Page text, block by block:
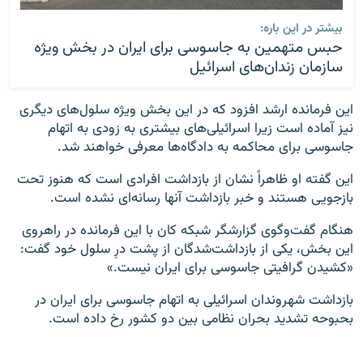
بیشتر در این باره:
حبس متهمین به جاسوسی برای ایران در بخش ویژه
سازمان زندان‌های اسرائیل
این فرمانده ارشد افزود که در این بخش ویژه سلول‌های دیگری
نیز آماده است زیرا اسرائیلی‌های بیشتری به زودی به اتهام
جاسوسی برای محاکمه به دادگاه‌ها معرفی خواهند شد.
این گفته او ظاهراً نشان از بازداشت افرادی است که هنوز تحت
بازجویی هستند و خبر بازداشت آنها رسانه‌ای نشده است.
هنگام گفت‌وگوی گزارشگر شبکه کان با این فرمانده در راهروی
این بخش، یکی از بازداشت‌شدگان از پشت درِ سلول خود گفت:
«کشیدن گرافیتی جاسوسی برای ایران نیست.»
بازداشت شهروندان اسرائیلی به اتهام جاسوسی برای ایران در
بحبوحه تشدید بحران نظامی بین دو کشور رخ داده است.